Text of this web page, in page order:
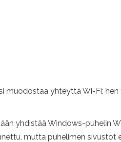
muodostaa yhteyttä Wi-Fi:
yhdistää Windows-puhelin
mutta puhelimen sivustot